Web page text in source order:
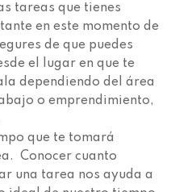
tareas que tienes
en este momento de
de que puedes
el lugar en que te
dependiendo del área
o emprendimiento,
que te tomará
Conocer cuanto
una tarea nos ayuda a